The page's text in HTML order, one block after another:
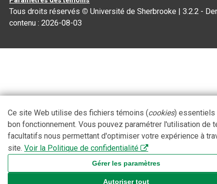
Tous droits réservés © Université de Sherbrooke |3.2.2 -
contenu :2026-08-03
Ce site Web utilise des fichiers témoins (cookies) essentiels
bon fonctionnement. Vous pouvez paramétrer l'utilisation de
facultatifs nous permettant d'optimiser votre expérience à
site. Voir la Politique de confidentialité
Gérer les paramètres
Autoriser tout